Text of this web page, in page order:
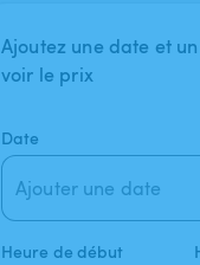
Ajoutez une date et
voir le prix
Date
Ajouter une date
Heure de début